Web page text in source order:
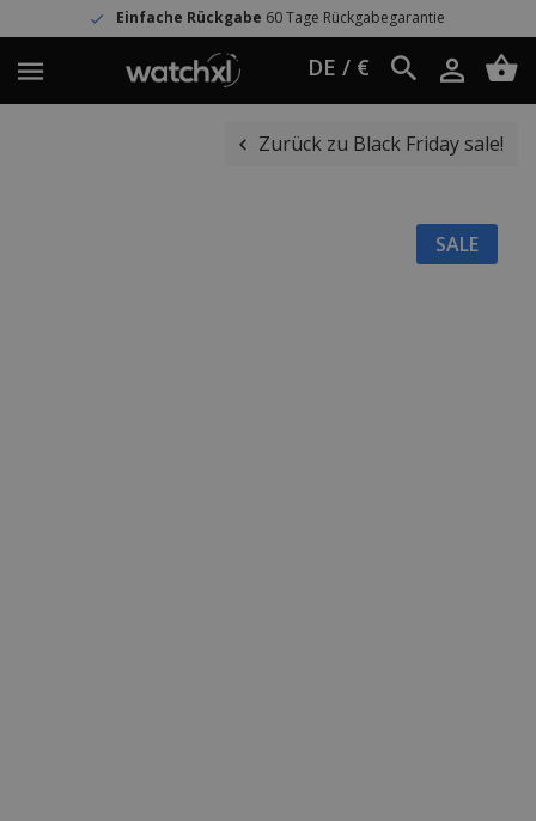
Einfache Rückgabe60 Tage Rückgabegarantie
DE / €
Zurück zu Black Friday sale!
SALE